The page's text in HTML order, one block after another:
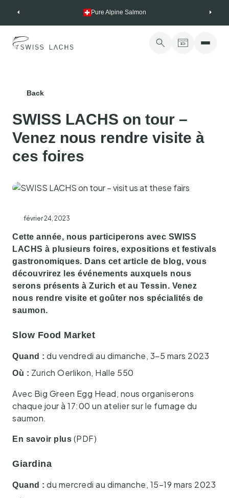
Pure Alpine Salmon
Back
SWISS LACHS on tour –
Venez nous rendre visite à
ces foires
février 24, 2023
Cette année, nous participerons avec SWISS
LACHS à plusieurs foires, expositions et festivals
gastronomiques. Dans cet article de blog, vous
découvrirez les événements auxquels nous
serons présents à Zurich et au Tessin. Venez
nous rendre visite et goûter nos spécialités de
saumon.
Slow Food Market
Quand : du vendredi au dimanche, 3–5 mars 2023
Où : Zurich Oerlikon, Halle 550
Avec Big Green Egg Head, nous organiserons
chaque jour à 17:00 un atelier sur le fumage du
saumon.
En savoir plus (PDF)
Giardina
Quand : du mercredi au dimanche, 15–19 mars 2023